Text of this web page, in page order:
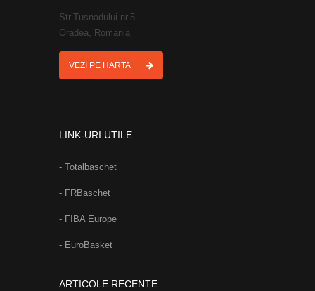
Str.Tușnadului nr.5
Oradea, Romania
VEZI PE HARTA
LINK-URI UTILE
- Totalbaschet
- FRBaschet
- FIBA Europe
- EuroBasket
ARTICOLE RECENTE